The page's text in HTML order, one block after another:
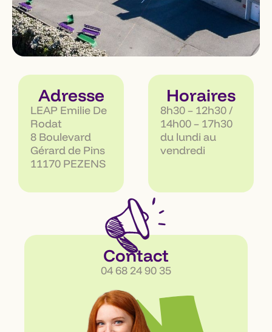
Adresse
LEAP Emilie De
Rodat
8 Boulevard
Gérard de Pins
11170 PEZENS
Horaires
8h30 – 12h30 /
14h00 – 17h30
du lundi au
vendredi
Contact
04 68 24 90 35